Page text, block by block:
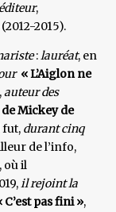
,
(2012-2015).
:lauréat, en
« L’Aiglon ne
auteur des
Mickey de
fut, durant cinq
de l’info,
, où il
il rejoint la
C’est pas fini »,